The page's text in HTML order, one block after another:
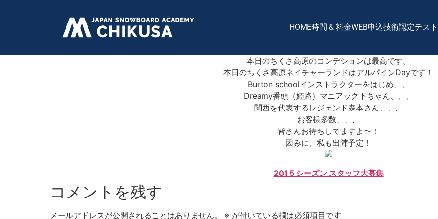
HOME時間 & 料金WEB申込技術認定テスト
本日のちくさ高原のコンデションは最高です。
本日のちくさ高原ネイチャーランドはアルパインDayです！
Burton schoolインストラクターをはじめ、、
Dreamy番頭（姫路）マニアック下ちゃん、、、
関西を代表するレジェンド森本さん、、、
お客様多数、、、
皆さんお待ちしてますよ〜！
因みに、私も出陣予定！
201５シーズン スタッフ大募集
コメントを残す
メールアドレスが公開されることはありません。 ※ が付いている欄は必須項目です